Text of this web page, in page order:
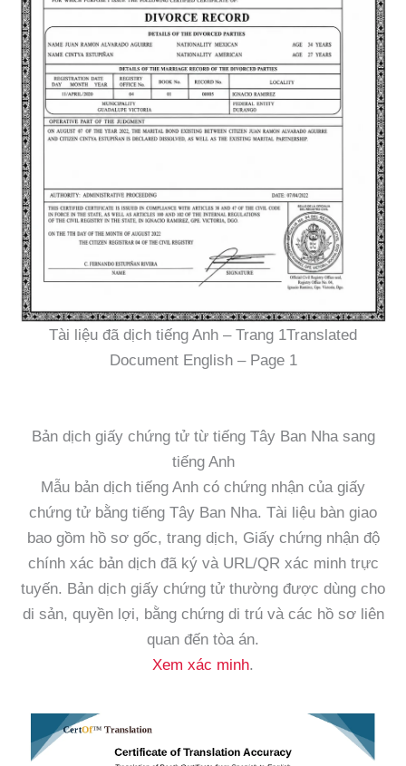
Tài liệu đã dịch tiếng Anh – Trang 1Translated
Document English – Page 1
Bản dịch giấy chứng tử từ tiếng Tây Ban Nha sang
tiếng Anh
Mẫu bản dịch tiếng Anh có chứng nhận của giấy
chứng tử bằng tiếng Tây Ban Nha. Tài liệu bàn giao
bao gồm hồ sơ gốc, trang dịch, Giấy chứng nhận độ
chính xác bản dịch đã ký và URL/QR xác minh trực
tuyến. Bản dịch giấy chứng tử thường được dùng cho
di sản, quyền lợi, bằng chứng di trú và các hồ sơ liên
quan đến tòa án.
Xem xác minh.